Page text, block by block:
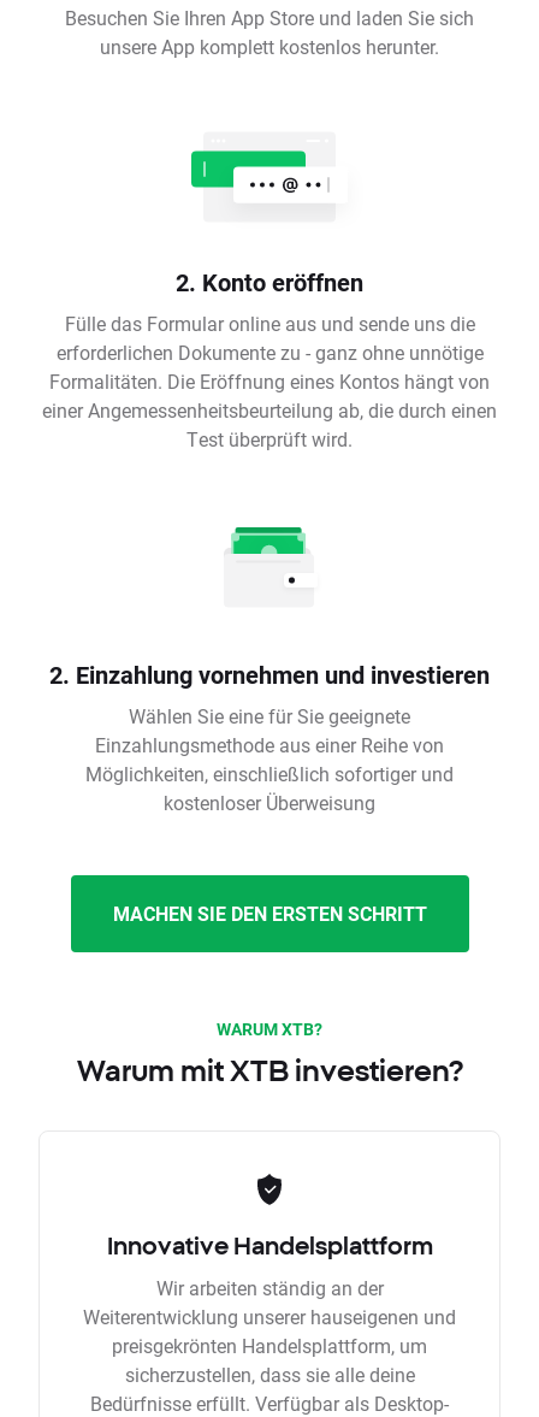
Besuchen Sie Ihren App Store und laden Sie sich
unsere App komplett kostenlos herunter.
2. Konto eröffnen
Fülle das Formular online aus und sende uns die
erforderlichen Dokumente zu - ganz ohne unnötige
Formalitäten. Die Eröffnung eines Kontos hängt von
einer Angemessenheitsbeurteilung ab, die durch einen
Test überprüft wird.
2. Einzahlung vornehmen und investieren
Wählen Sie eine für Sie geeignete
Einzahlungsmethode aus einer Reihe von
Möglichkeiten, einschließlich sofortiger und
kostenloser Überweisung
MACHEN SIE DEN ERSTEN SCHRITT
WARUM XTB?
Warum mit XTB investieren?
Innovative Handelsplattform
Wir arbeiten ständig an der
Weiterentwicklung unserer hauseigenen und
preisgekrönten Handelsplattform, um
sicherzustellen, dass sie alle deine
Bedürfnisse erfüllt. Verfügbar als Desktop-